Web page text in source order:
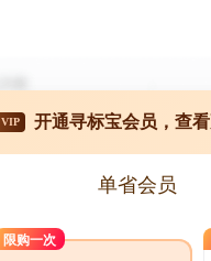
VIP 开通寻标宝会员，查
单省会员
限购一次